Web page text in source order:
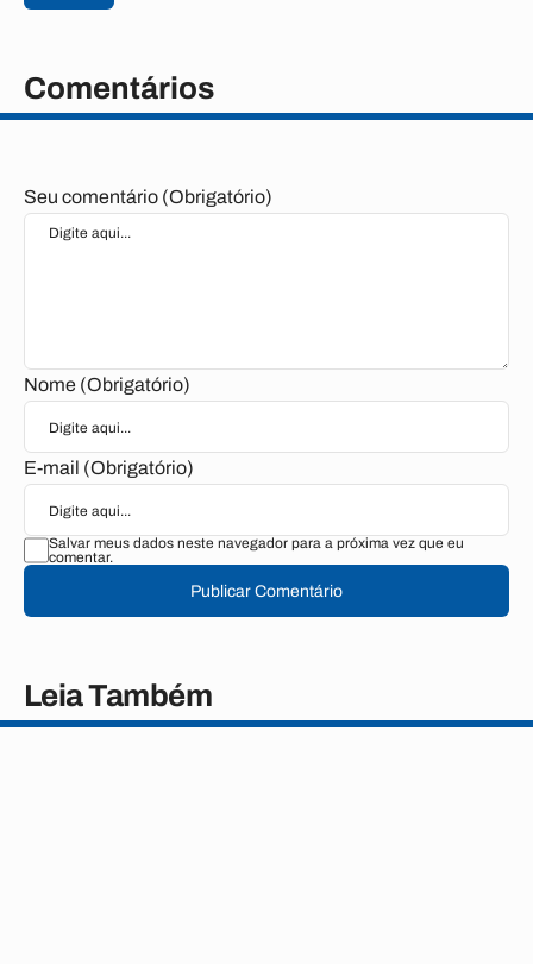
Comentários
Seu comentário (Obrigatório)
Nome (Obrigatório)
E-mail (Obrigatório)
Salvar meus dados neste navegador para a próxima vez que eu
comentar.
Publicar Comentário
Leia Também